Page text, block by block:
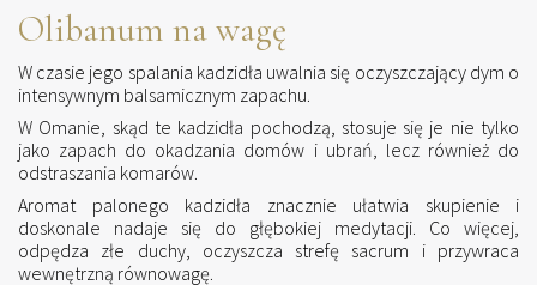
Olibanum na wagę
W czasie jego spalania kadzidła uwalnia się oczyszczający dym o
intensywnym balsamicznym zapachu.
W Omanie, skąd te kadzidła pochodzą, stosuje się je nie tylko
jako zapach do okadzania domów i ubrań, lecz również do
odstraszania komarów.
Aromat palonego kadzidła znacznie ułatwia skupienie i
doskonale nadaje się do głębokiej medytacji. Co więcej,
odpędza złe duchy, oczyszcza strefę sacrum i przywraca
wewnętrzną równowagę.